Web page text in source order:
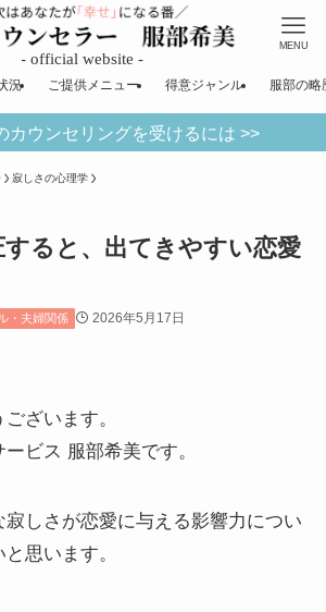
MENU
況 ご提供メニュー 得意ジャンル 服部の略
ウンセリングを受けるには >>
寂しさの心理学
ると、出てきやすい恋愛
・夫婦関係 2026年5月17日
ざいます。
ビス 服部希美です。
しさが恋愛に与える影響力につい
思います。